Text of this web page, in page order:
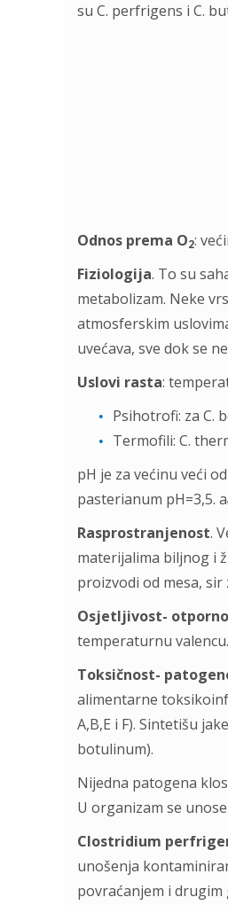
su C. perfrigens i C.
Odnos prema O2:
Fiziologija. To su
metabolizam. Neke
atmosferskim
uvećava, sve dok se
Uslovi rasta:
Psihotrofi: za C.
Termofili: C.
pH je za većinu veći
pasterianum pH=3,5. a
Rasprostranjenost.
materijalima biljnog i
proizvodi od mesa,
Osjetljivost-
temperaturnu
Toksičnost-
alimentarne
A,B,E i F). Sintetišu
botulinum).
Nijedna patogena
U organizam se
Clostridium
unošenja
povraćanjem i